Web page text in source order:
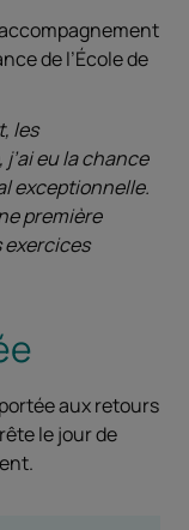
de l’École de
les
eu la chance
exceptionnelle.
première
exercices
aux retours
le jour de